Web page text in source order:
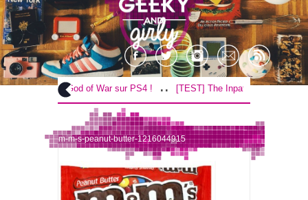
.. [TEST] God of War sur PS4 ! .. [TEST] The Inpatient sur PS4 / VR !
m-m-s-peanut-butter-1216044915